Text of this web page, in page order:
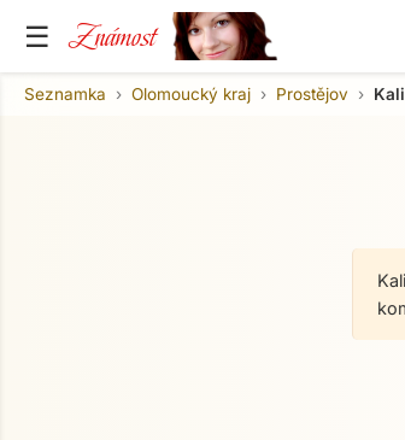
☰ Známost
Seznamka Olomoucký kraj Prostějov